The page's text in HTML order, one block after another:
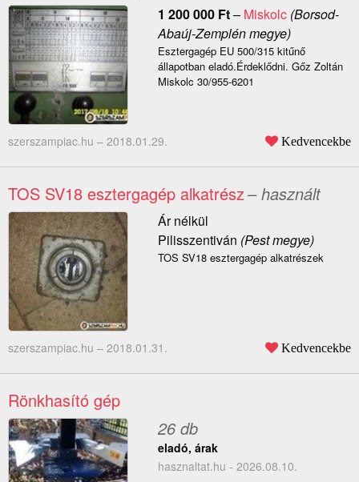
1 200 000 Ft– Miskolc(Borsod-
Abaúj-Zemplén megye)
Esztergagép EU 500/315 kitűnő
állapotban eladó.Érdeklődni. Gőz Zoltán
Miskolc 30/955-6201
szerszampiac.hu – 2018.01.29. Kedvencekbe
TOS SV18 esztergagép alkatrész– használt
Ár nélkül
Pilisszentiván (Pest megye)
TOS SV18 esztergagép alkatrészek
szerszampiac.hu – 2018.01.31. Kedvencekbe
Rönkhasító gép
26 db
eladó, árak
hasznaltat.hu - 2026.08.10.